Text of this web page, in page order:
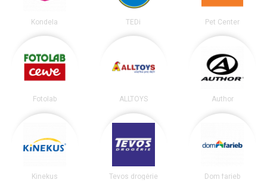
Kondela TEDi Pet Center
Fotolab ALLTOYS Author
Kinekus Tevos drogérie Dom farieb